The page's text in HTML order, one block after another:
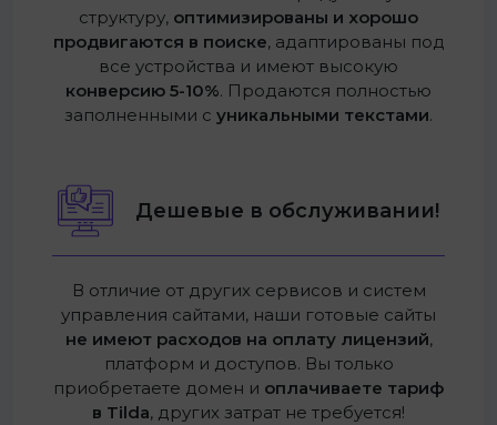
структуру, оптимизированы и хорошо
продвигаются в поиске, адаптированы под
все устройства и имеют высокую
конверсию 5-10%. Продаются полностью
заполненными с уникальными текстами.
Дешевые в обслуживании!
В отличие от других сервисов и систем
управления сайтами, наши готовые сайты
не имеют расходов на оплату лицензий,
платформ и доступов. Вы только
приобретаете домен и оплачиваете тариф
в Tilda, других затрат не требуется!